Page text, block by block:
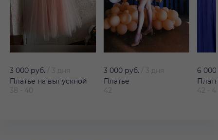
3 000 руб.
3 дня
Платье на выпускной
38 - 40
3 000 руб.
3 дня
Платье
42
6
42 -